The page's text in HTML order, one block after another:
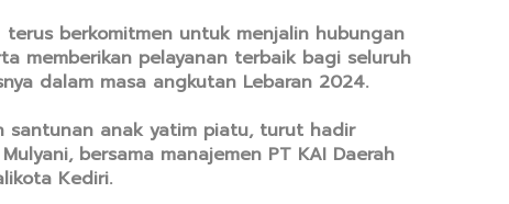
berkomitmen untuk menjalin hubungan
memberikan pelayanan terbaik bagi seluruh
dalam masa angkutan Lebaran 2024.
santunan anak yatim piatu, turut hadir
bersama manajemen PT KAI Daerah
Kediri.